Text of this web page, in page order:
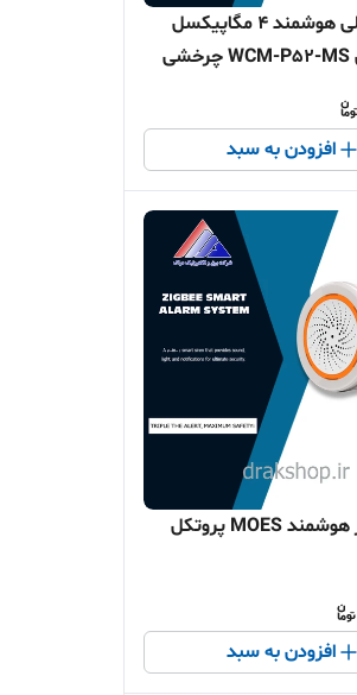
دوربین داخلی هوشمند ۴ مگاپیکسل
MOES مدل WCM-P52-MS چرخشی
افزودن به سبد
آلارم هشدار هوشمند MOES پروتکل
افزودن به سبد